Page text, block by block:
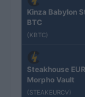
Kinza Babylon
BTC
(KBTC)
Steakhouse
Morpho Vault
(STEAKEURCV)